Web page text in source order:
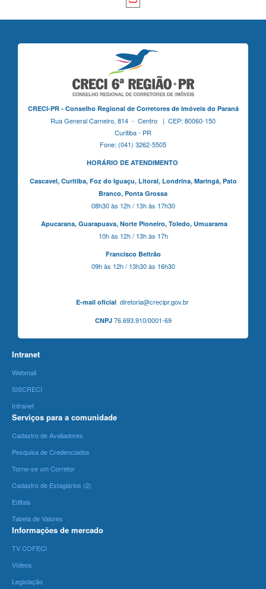
CRECI-PR - Conselho Regional de Corretores de Imóveis do Paraná
Rua General Carneiro, 814 - Centro | CEP: 80060-150
Curitiba - PR
Fone: (041) 3262-5505
HORÁRIO DE ATENDIMENTO
Cascavel, Curitiba,Foz do Iguaçu, Litoral, Londrina, Maringá, Pato
Branco, Ponta Grossa
08h30 às 12h / 13h às 17h30
Apucarana, Guarapuava, Norte Pioneiro, Toledo, Umuarama
10h às 12h / 13h às 17h
Francisco Beltrão
09h às 12h / 13h30 às 16h30
E-mail oficialdiretoria@crecipr.gov.br
CNPJ76.693.910/0001-69
Intranet
Webmail
SISCRECI
Intranet
Serviços para a comunidade
Cadastro de Avaliadores
Pesquisa de Credenciados
Torne-se um Corretor
Cadastro de Estagiários (2)
Editais
Tabela de Valores
Informações de mercado
TV COFECI
Vídeos
Legislação